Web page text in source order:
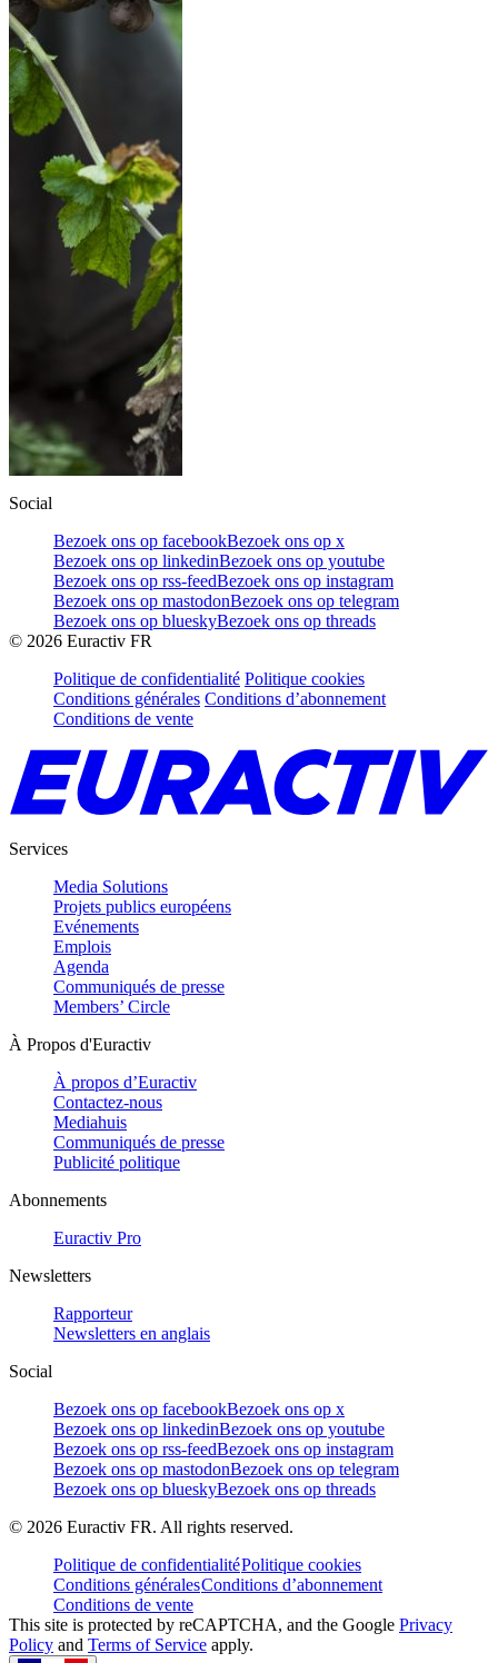
Social
Bezoek ons op facebookBezoek ons op x
Bezoek ons op linkedinBezoek ons op youtube
Bezoek ons op rss-feedBezoek ons op instagram
Bezoek ons op mastodonBezoek ons op telegram
Bezoek ons op blueskyBezoek ons op threads
© 2026 Euractiv FR
Politique de confidentialité Politique cookies
Conditions générales Conditions d’abonnement
Conditions de vente
Services
Media Solutions
Projets publics européens
Evénements
Emplois
Agenda
Communiqués de presse
Members’ Circle
À Propos d'Euractiv
À propos d’Euractiv
Contactez-nous
Mediahuis
Communiqués de presse
Publicité politique
Abonnements
Euractiv Pro
Newsletters
Rapporteur
Newsletters en anglais
Social
Bezoek ons op facebookBezoek ons op x
Bezoek ons op linkedinBezoek ons op youtube
Bezoek ons op rss-feedBezoek ons op instagram
Bezoek ons op mastodonBezoek ons op telegram
Bezoek ons op blueskyBezoek ons op threads
© 2026 Euractiv FR. All rights reserved.
Politique de confidentialitéPolitique cookies
Conditions généralesConditions d’abonnement
Conditions de vente
This site is protected by reCAPTCHA, and the Google Privacy
Policy and Terms of Service apply.